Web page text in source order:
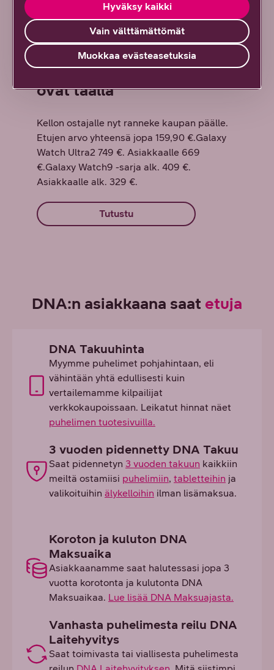
Uudet Galaxy-sarjan kellot
ovat täällä
Kellon ostajalle nyt ranneke kaupan päälle.
Etujen arvo yhteensä jopa 159,90 €.Galaxy
Watch Ultra2 749 €. Asiakkaalle 669
€.Galaxy Watch9 -sarja alk. 409 €.
Asiakkaalle alk. 329 €.
Tutustu
DNA:n asiakkaana saat etuja
DNA Takuuhinta
Myymme puhelimet pohjahintaan, eli
vähintään yhtä edullisesti kuin
vertailemamme kilpailijat
verkkokaupoissaan. Leikatut hinnat näet
puhelimen tuotesivuilla.
3 vuoden pidennetty DNA Takuu
Saat pidennetyn 3 vuoden takuun kaikkiin
meiltä ostamiisi puhelimiin, tabletteihin ja
valikoituihin älykelloihin ilman lisämaksua.
Koroton ja kuluton DNA
Maksuaika
Asiakkaanamme saat halutessasi jopa 3
vuotta korotonta ja kulutonta DNA
Maksuaikaa. Lue lisää DNA Maksuajasta.
Vanhasta puhelimesta reilu DNA
Laitehyvitys
Saat toimivasta tai viallisesta puhelimesta
Vain välttämättömät
Hyväksy kaikki
Muokkaa evästeasetuksia